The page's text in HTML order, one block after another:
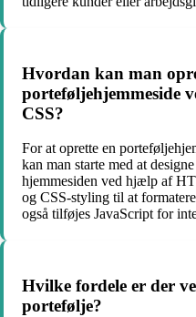
Hvordan kan man
porteføljehjemmeside
CSS?
For at oprette en
kan man starte med at
hjemmesiden ved hjælp af
og CSS-styling til at
også tilføjes JavaScript for
Hvilke fordele er der
portefølje?